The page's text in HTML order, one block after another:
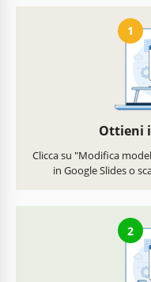
1
Ottieni
Clicca su "Modifica
in Google Slides o
2